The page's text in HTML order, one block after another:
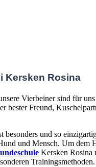
Kersken Rosina
Vierbeiner sind für
bester Freund,
besonders und so
und Mensch. Um dem
Kersken Rosina
Trainingsmethoden.